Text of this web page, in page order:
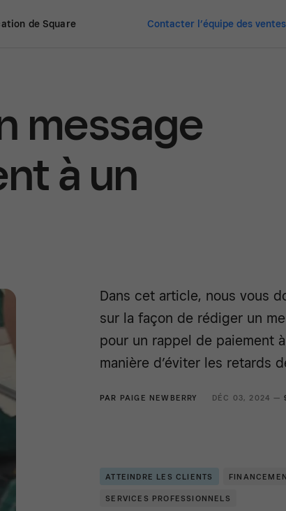
de Square Contacter l’équipe des ventes
message
à un
Dans cet article, nous vous
sur la façon de rédiger un
pour un rappel de paiement
manière d’éviter les retards
PAR PAIGE NEWBERRY DÉC 03, 2024 —
ATTEINDRE LES CLIENTS
SERVICES PROFESSIONNELS